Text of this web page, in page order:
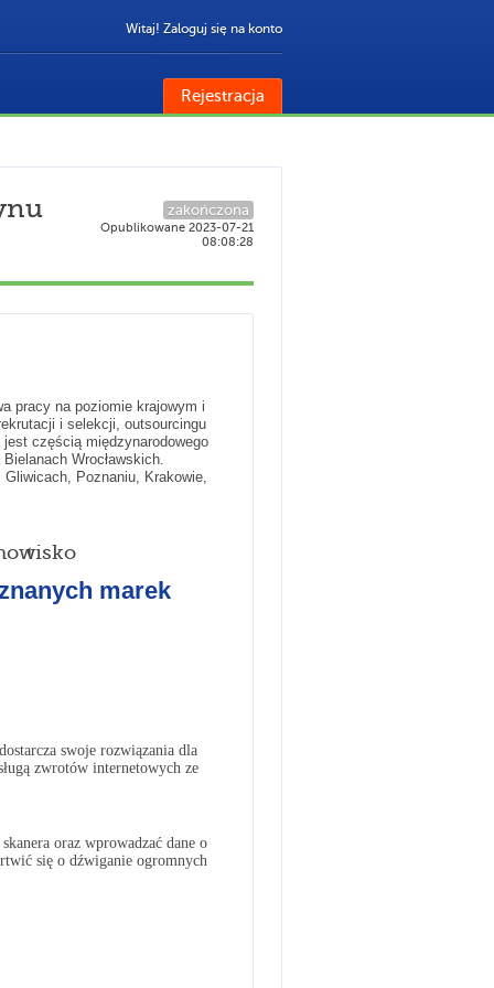
Witaj! Zaloguj się na konto
Rejestracja
zakończona
Opublikowane 2023-07-21
08:08:28
pracy na poziomie krajowym i
i selekcji, outsourcingu
częścią międzynarodowego
Wrocławskich.
Gliwicach, Poznaniu, Krakowie,
marek
swoje rozwiązania dla
zwrotów internetowych ze
oraz wprowadzać dane o
się o dźwiganie ogromnych